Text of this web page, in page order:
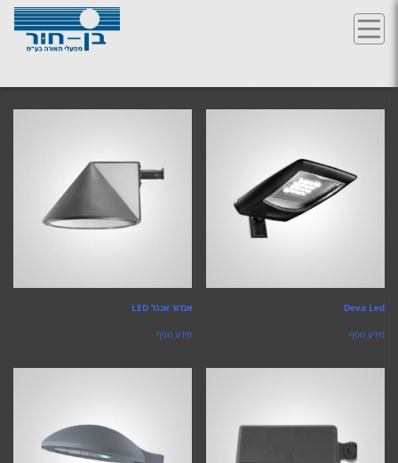
content
פנסים תפיסה מהצד
Deva Led
מידע נוסף
אנדור אנגל LED
מידע נוסף